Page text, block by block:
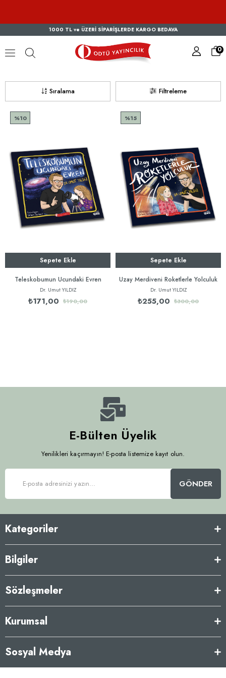
1000 TL ve ÜZERİ SİPARİŞLERDE KARGO BEDAVA
0
Filtreleme
Sıralama
Sepete Ekle
Teleskobumun Ucundaki Evren
Dr. Umut YILDIZ
₺171,00 ₺190,00
%10
Sepete Ekle
Uzay Merdiveni Roketlerle Yolculuk
Dr. Umut YILDIZ
₺255,00 ₺300,00
%15
E-Bülten Üyelik
Yenilikleri kaçırmayın! E-posta listemize kayıt olun.
GÖNDER
Kategoriler
Bilgiler
Sözleşmeler
Kurumsal
Sosyal Medya